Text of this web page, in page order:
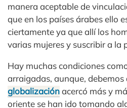
manera aceptable de
que en los países árabes ello
ciertamente ya que allí los
varias mujeres y suscribir a la
Hay muchas condiciones
arraigadas, aunque, debemos
globalizaciónacercó más y
oriente se han ido tomando